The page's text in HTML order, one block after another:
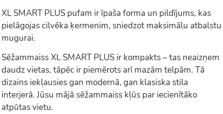
XL SMART PLUS pufam ir īpaša forma un pildījums, kas
pielāgojas cilvēka ķermenim, sniedzot maksimālu atbalstu
mugurai.
Sēžammaiss XL SMART PLUS ir kompakts – tas neaizņem
daudz vietas, tāpēc ir piemērots arī mazām telpām. Tā
dizains iekļausies gan modernā, gan klasiska stila
interjerā. Jūsu mājā sēžammaiss kļūs par iecienītāko
atpūtas vietu.